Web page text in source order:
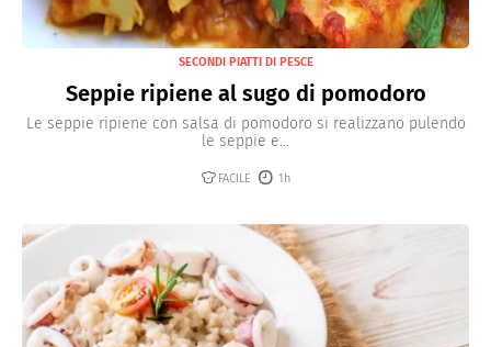
SECONDI PIATTI DI PESCE
Seppie ripiene al sugo di pomodoro
Le seppie ripiene con salsa di pomodoro si realizzano pulendo
le seppie e...
FACILE 1h